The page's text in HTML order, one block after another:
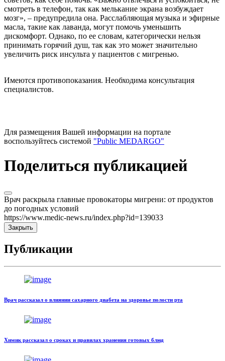
смотреть в телефон, так как мелькание экрана возбуждает
мозг», – предупредила она. Расслабляющая музыка и эфирные
масла, такие как лаванда, могут помочь уменьшить
дискомфорт. Однако, по ее словам, категорически нельзя
принимать горячий душ, так как это может значительно
увеличить риск инсульта у пациентов с мигренью.
Имеются противопоказания. Необходима консультация
специалистов.
Для размещения Вашей информации на портале
воспользуйтесь системой "Public MEDARGO"
Поделиться публикацией
Врач раскрыла главные провокаторы мигрени: от продуктов
до погодных условий
https://www.medic-news.ru/index.php?id=139033
Закрыть
Публикации
Врач рассказал о влиянии сахарного диабета на здоровье полости рта
Химик рассказал о сроках и правилах хранения готовых блюд